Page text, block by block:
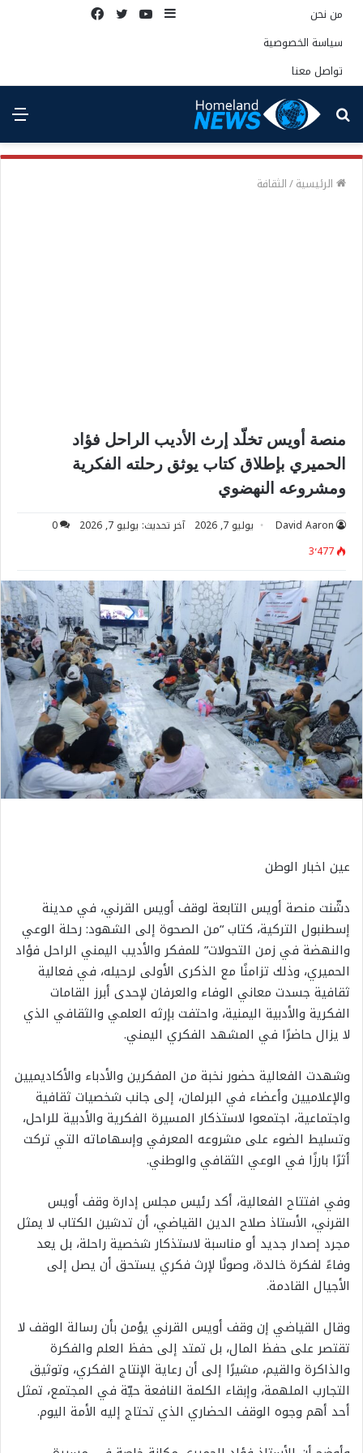
من نحن
سياسة الخصوصية
تواصل معنا
إضافة يوتيوبتويتر
بحث
عن
الرئيسية/الثقافة
منصة أويس تخلّد إرث الأديب الراحل فؤاد
الحميري بإطلاق كتاب يوثق رحلته الفكرية
ومشروعه النهضوي
David Aaron يوليو 7, 2026 آخر تحديث: يوليو 7, 2026
0
3٬477
عين اخبار الوطن
دشّنت منصة أويس التابعة لوقف أويس القرني، في مدينة
إسطنبول التركية، كتاب “من الصحوة إلى الشهود: رحلة الوعي
والنهضة في زمن التحولات” للمفكر والأديب اليمني الراحل فؤاد
الحميري، وذلك تزامنًا مع الذكرى الأولى لرحيله، في فعالية
ثقافية جسدت معاني الوفاء والعرفان لإحدى أبرز القامات
الفكرية والأدبية اليمنية، واحتفت بإرثه العلمي والثقافي الذي
لا يزال حاضرًا في المشهد الفكري اليمني.
وشهدت الفعالية حضور نخبة من المفكرين والأدباء والأكاديميين
والإعلاميين وأعضاء في البرلمان، إلى جانب شخصيات ثقافية
واجتماعية، اجتمعوا لاستذكار المسيرة الفكرية والأدبية للراحل،
وتسليط الضوء على مشروعه المعرفي وإسهاماته التي تركت
أثرًا بارزًا في الوعي الثقافي والوطني.
وفي افتتاح الفعالية، أكد رئيس مجلس إدارة وقف أويس
القرني، الأستاذ صلاح الدين القياضي، أن تدشين الكتاب لا يمثل
مجرد إصدار جديد أو مناسبة لاستذكار شخصية راحلة، بل يعد
وفاءً لفكرة خالدة، وصونًا لإرث فكري يستحق أن يصل إلى
الأجيال القادمة.
وقال القياضي إن وقف أويس القرني يؤمن بأن رسالة الوقف لا
تقتصر على حفظ المال، بل تمتد إلى حفظ العلم والفكرة
والذاكرة والقيم، مشيرًا إلى أن رعاية الإنتاج الفكري، وتوثيق
التجارب الملهمة، وإبقاء الكلمة النافعة حيّة في المجتمع، تمثل
أحد أهم وجوه الوقف الحضاري الذي تحتاج إليه الأمة اليوم.